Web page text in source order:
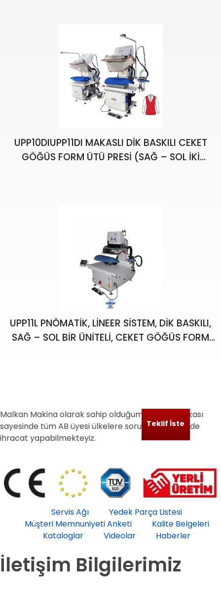
UPP10DIUPP11DI MAKASLI DİK BASKILI CEKET
GÖĞÜS FORM ÜTÜ PRESİ (SAĞ – SOL İKİ
UPP11L PNÖMATİK, LİNEER SİSTEM, DİK BASKILI,
SAĞ – SOL BİR ÜNİTELİ, CEKET GÖĞÜS FORM
Malkan Makina olarak sahip olduğumuz CE Sertifikası
sayesinde tüm AB üyesi ülkelere sorunsuz bir şekilde
ihracat yapabilmekteyiz.
Teklif İste
Servis Ağı
Yedek Parça Listesi
Müşteri Memnuniyeti Anketi
Kalite Belgeleri
Kataloglar
Videolar Haberler
İletişim Bilgilerimiz